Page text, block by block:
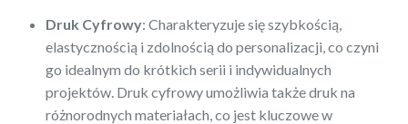
Druk Cyfrowy: Charakteryzuje się szybkością,
elastycznością i zdolnością do personalizacji, co czyni
go idealnym do krótkich serii i indywidualnych
projektów. Druk cyfrowy umożliwia także druk na
różnorodnych materiałach, co jest kluczowe w